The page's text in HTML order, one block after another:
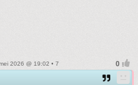
2026 @ 19:02 • 7